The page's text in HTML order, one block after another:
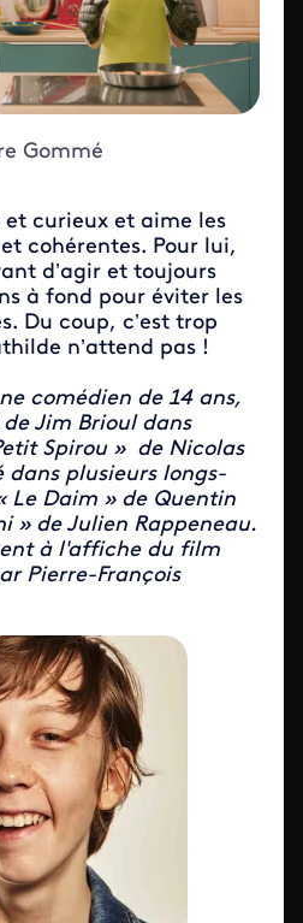
Gommé
curieux et aime les
cohérentes. Pour lui,
d’agir et toujours
à fond pour éviter les
Du coup, c’est trop
n’attend pas !
comédien de 14 ans,
deJim Brioul dans
Spirou »de Nicolas
dans plusieurs longs-
Le Daim » de Quentin
» de Julien Rappeneau.
à l'affiche du film
Pierre-François